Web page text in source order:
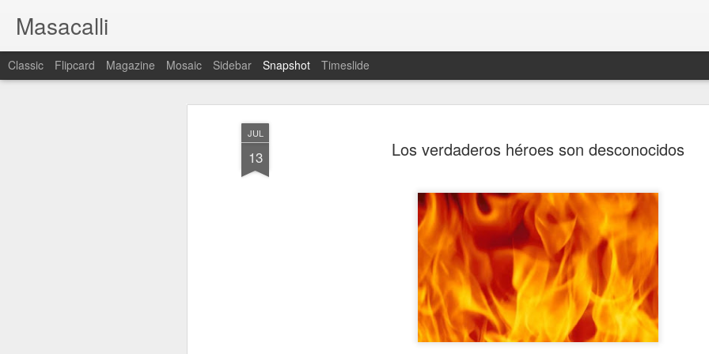
JUL
13 Los verdaderos héroes son desconocidos
Masacalli
Classic Flipcard Magazine Mosaic Sidebar Snapshot Timeslide
¡Cállate el hocico! Hikuri Neirra